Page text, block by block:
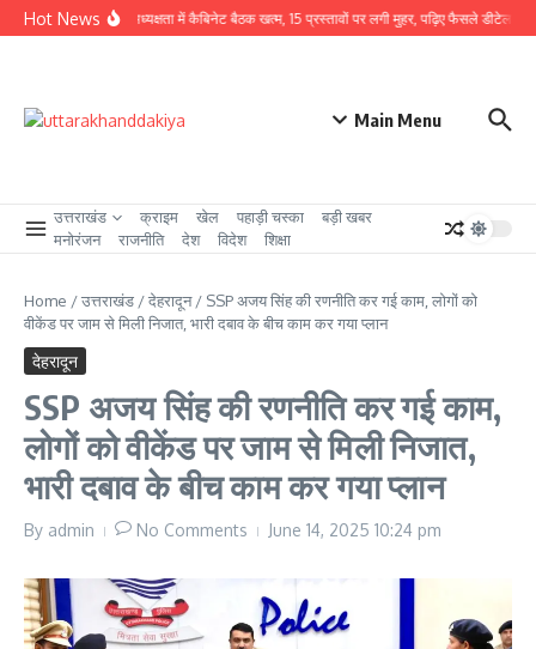
Skip to content
Hot News
CM धामी की अध्यक्षता में कैबिनेट बैठक खत्म, 15 प्रस्तावों पर लगी मुहर, पढ़िए फैसले डीटेल से
Main Menu
उत्तराखंड क्राइम खेल पहाड़ी चस्का
बड़ी खबर
मनोरंजन
राजनीति देश विदेश शिक्षा
Home /उत्तराखंड /देहरादून/ SSP अजय सिंह की रणनीति कर गई काम, लोगों को
वीकेंड पर जाम से मिली निजात, भारी दबाव के बीच काम कर गया प्लान
देहरादून
SSP अजय सिंह की रणनीति कर गई काम,
लोगों को वीकेंड पर जाम से मिली निजात,
भारी दबाव के बीच काम कर गया प्लान
By admin No Comments June 14, 2025 10:24 pm